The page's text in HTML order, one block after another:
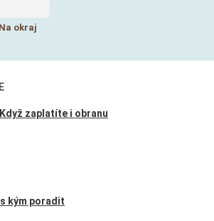
Na okraj
zaplatíte i obranu
kým poradit